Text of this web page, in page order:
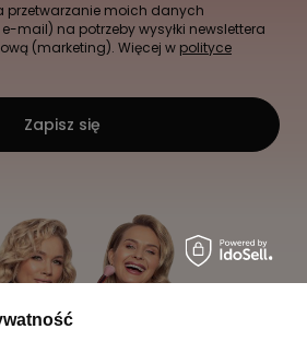
przetwarzanie moich danych
mail) na potrzeby wysyłki newslettera
(marketing). Więcej w polityce
Zapisz się